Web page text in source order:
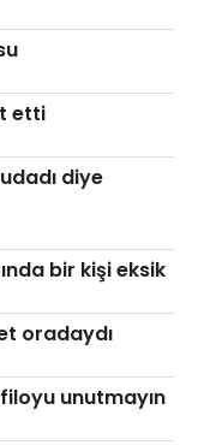
etti
diye
bir kişi eksik
oradaydı
unutmayın